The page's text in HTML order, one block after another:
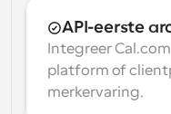
API-eerste
Integreer
platform of
merkervaring.